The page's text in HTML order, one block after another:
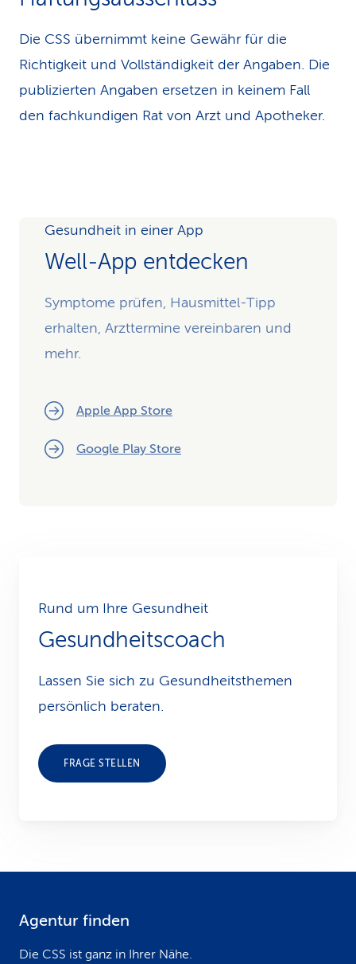
Die CSS übernimmt keine Gewähr für die
Richtigkeit und Vollständigkeit der Angaben. Die
publizierten Angaben ersetzen in keinem Fall
den fachkundigen Rat von Arzt und Apotheker.
Gesundheit in einer App
Well-App entdecken
Symptome prüfen, Hausmittel-Tipp
erhalten, Arzttermine vereinbaren und
mehr.
Apple App Store
Google Play Store
Rund um Ihre Gesundheit
Gesundheitscoach
Lassen Sie sich zu Gesundheits­themen
persönlich beraten.
FRAGE STELLEN
Agentur finden
Die CSS ist ganz in Ihrer Nähe.